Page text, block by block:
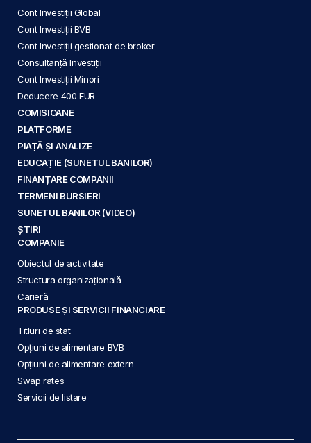
Cont Investiții Global
Cont Investiții BVB
Cont Investiții gestionat de broker
Consultanță Investiții
Cont Investiții Minori
Deducere 400 EUR
COMISIOANE
PLATFORME
PIAȚĂ ȘI ANALIZE
EDUCAȚIE (SUNETUL BANILOR)
FINANȚARE COMPANII
TERMENI BURSIERI
SUNETUL BANILOR (VIDEO)
ȘTIRI
COMPANIE
Obiectul de activitate
Structura organizațională
Carieră
PRODUSE ȘI SERVICII FINANCIARE
Titluri de stat
Opțiuni de alimentare BVB
Opțiuni de alimentare extern
Swap rates
Servicii de listare